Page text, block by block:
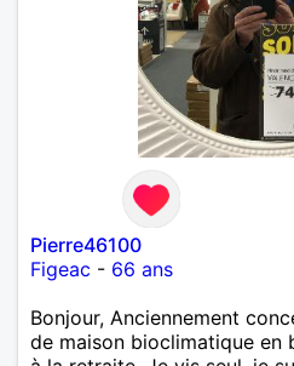
Pierre46100
Figeac - 66 ans
Bonjour, Anciennement
de maison bioclimatique en